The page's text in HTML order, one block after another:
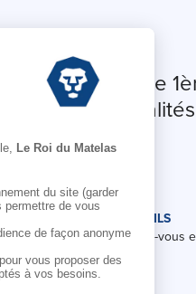
rêver.
offerts sur votre
offres et
CONSEILS
Rendez-vous